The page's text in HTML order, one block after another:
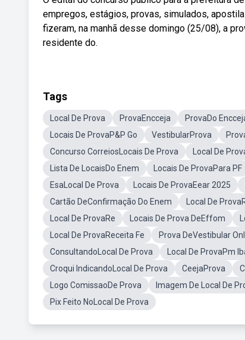
empregos, estágios, provas, simulados,
fizeram, na manhã desse domingo (25/08), a
residente do.
Tags
Local De Prova ProvaEncceja ProvaDo
Locais De ProvaP&P Go
VestibularProva
Concurso CorreiosLocais De Prova
Local De
Lista De LocaisDo Enem
Locais De ProvaPara PF
EsaLocal De Prova
Locais De ProvaEear 2025
Cartão DeConfirmação Do Enem
Local De
Local De ProvaRe
Locais De Prova DeEffom
Local De ProvaReceita Fe
Prova DeVestibular
ConsultandoLocal De Prova
Local De ProvaPm
Croqui IndicandoLocal De Prova
CeejaProva
Logo ComissaoDe Prova
Imagem De Local De
Pix Feito NoLocal De Prova